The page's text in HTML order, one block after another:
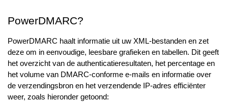
PowerDMARC?
PowerDMARC haalt informatie uit uw XML-bestanden en zet
deze om in eenvoudige, leesbare grafieken en tabellen. Dit geeft
het overzicht van de authenticatieresultaten, het percentage en
het volume van DMARC-conforme e-mails en informatie over
de verzendingsbron en het verzendende IP-adres efficiënter
weer, zoals hieronder getoond: